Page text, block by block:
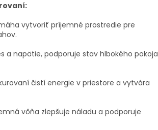
vytvoriť príjemné prostredie pre
a napätie, podporuje stav hlbokého pokoja
čistí energie v priestore a vytvára
vôňa zlepšuje náladu a podporuje